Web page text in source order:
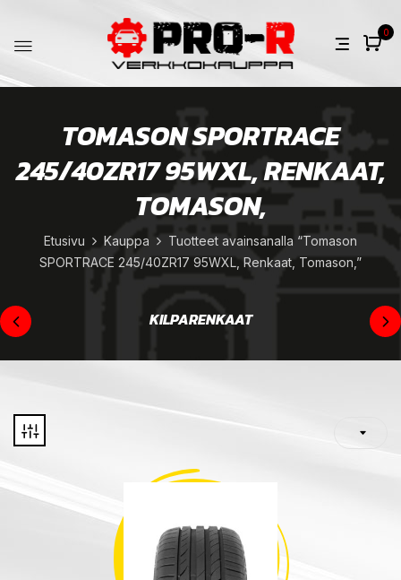
0
TOMASON SPORTRACE
245/40ZR17 95WXL, RENKAAT,
TOMASON,
Etusivu Kauppa
Tuotteet avainsanalla “Tomason
SPORTRACE 245/40ZR17 95WXL, Renkaat, Tomason,”
KILPARENKAAT